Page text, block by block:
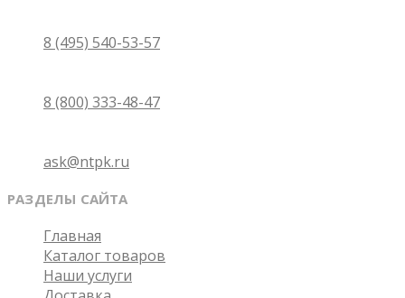
8 (495) 540-53-57
8 (800) 333-48-47
ask@ntpk.ru
РАЗДЕЛЫ САЙТА
Главная
Каталог товаров
Наши услуги